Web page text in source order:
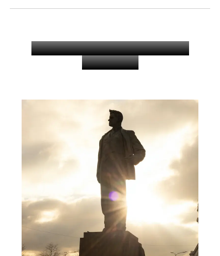
Фото объектов - с настоящей
экскурсии: